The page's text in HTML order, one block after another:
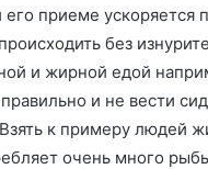
его приеме
без
и жирной едой
правильно и не вести
к примеру людей
очень много